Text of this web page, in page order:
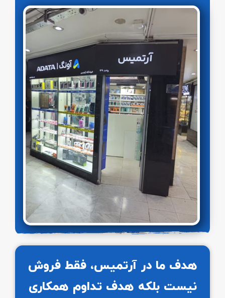
هدف ما در آرتمیس، فقط فروش
نیست بلکه هدف تداوم همکاری